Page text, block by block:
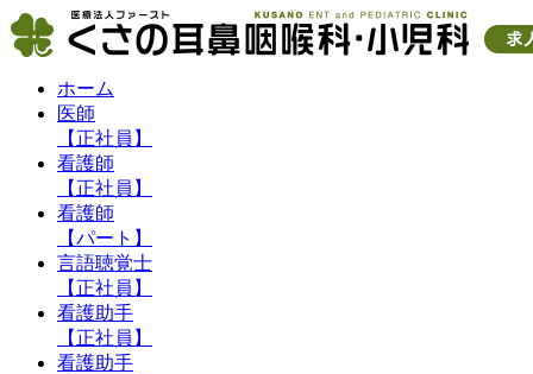
ホーム
医師
【正社員】
看護師
【正社員】
看護師
【パート】
言語聴覚士
【正社員】
看護助手
【正社員】
看護助手